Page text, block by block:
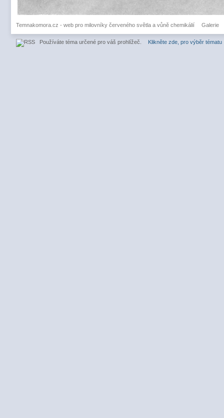
Temnakomora.cz - web pro milovníky červeného světla a vůně chemikálií Galerie
Používáte téma určené pro váš prohlížeč. Klikněte zde, pro výběr tématu